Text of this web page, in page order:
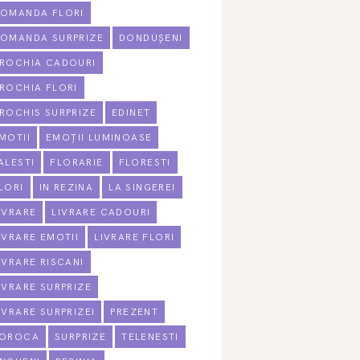
FLORI
SURPRIZE DONDUȘENI
CADOURI
FLORI
SURPRIZE EDINET
EMOȚII LUMINOASE
FLORARIE FLORESTI
IN REZINA LA SINGEREI
LIVRARE CADOURI
EMOTII LIVRARE FLORI
RISCANI
SURPRIZE
SURPRIZEI PREZENT
SURPRIZE TELENESTI